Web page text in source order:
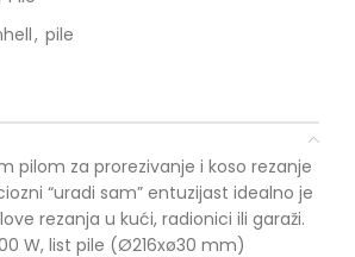
, pile
pilom za prorezivanje i koso rezanje
“uradi sam” entuzijast idealno je
rezanja u kući, radionici ili garaži.
W, list pile (Ø216xø30 mm)